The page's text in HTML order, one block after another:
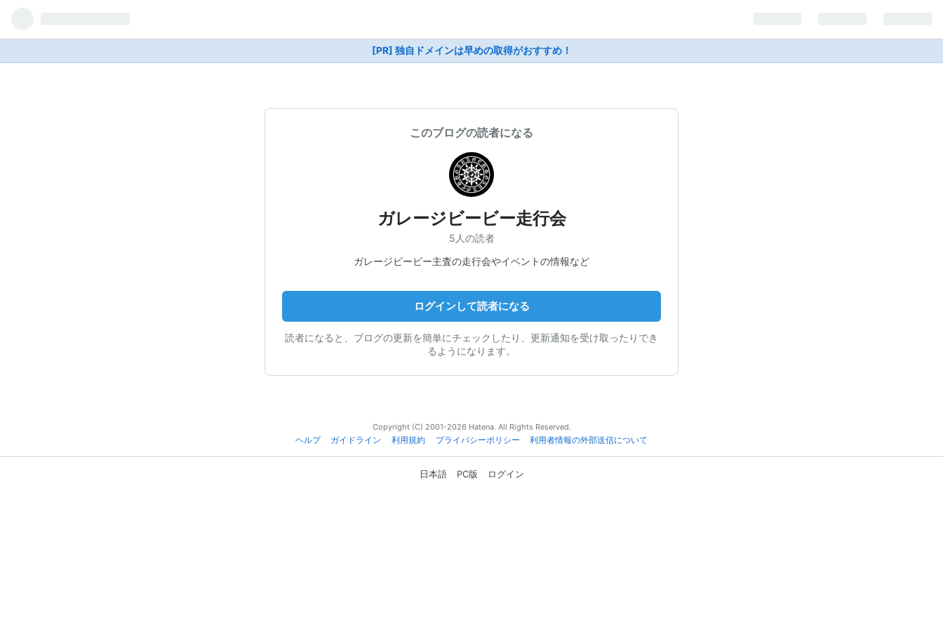
[PR] 独自ドメインは早めの取得がおすすめ！
このブログの読者になる
ガレージビービー走行会
5人の読者
ガレージビービー主査の走行会やイベントの情報など
ログインして読者になる
読者になると、ブログの更新を簡単にチェックしたり、更新通知を受け取ったりでき
るようになります。
Copyright (C) 2001-2026 Hatena. All Rights Reserved.
ヘルプ
ガイドライン 利用規約 プライバシーポリシー 利用者情報の外部送信について
日本語 PC版 ログイン